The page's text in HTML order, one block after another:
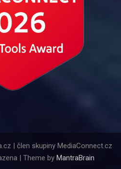
| člen skupiny MediaConnect.cz
| Theme by MantraBrain